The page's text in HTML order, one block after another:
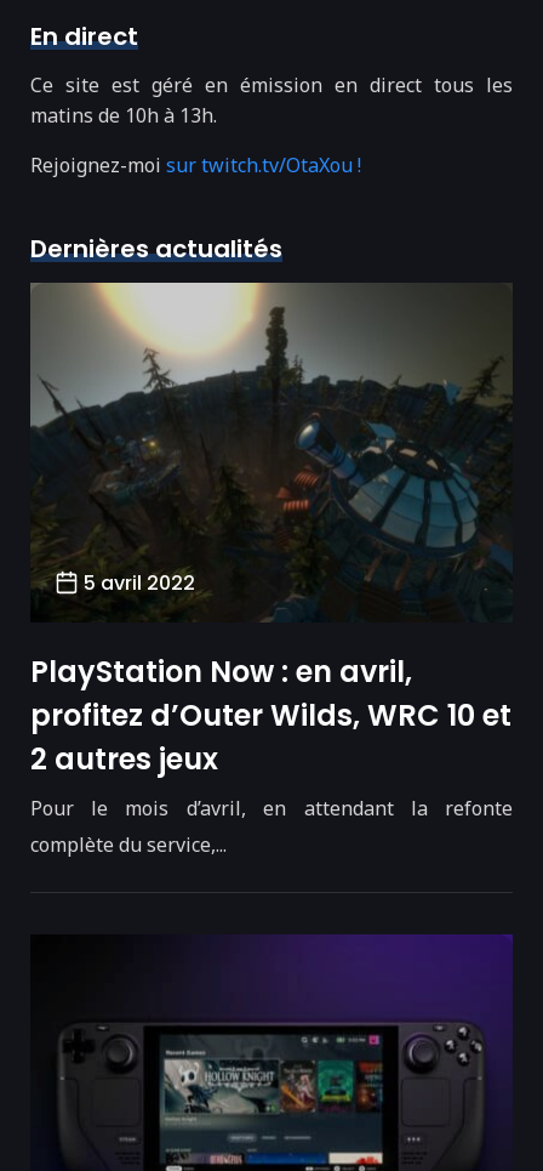
En direct
Ce site est géré en émission en direct tous les
matins de 10h à 13h.
Rejoignez-moi sur twitch.tv/OtaXou !
Dernières actualités
5 avril 2022
PlayStation Now : en avril,
profitez d’Outer Wilds, WRC 10 et
2 autres jeux
Pour le mois d’avril, en attendant la refonte
complète du service,...